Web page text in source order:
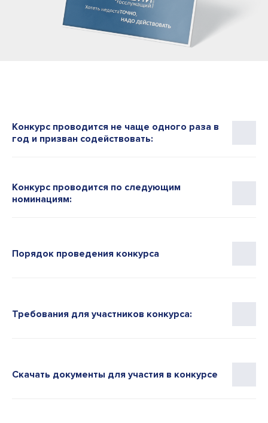
Конкурс проводится не чаще одного раза в
год и призван содействовать:
Конкурс проводится по следующим
номинациям:
Порядок проведения конкурса
Требования для участников конкурса:
Скачать документы для участия в конкурсе
Необходима авторизация